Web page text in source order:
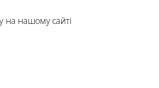
на нашому сайті